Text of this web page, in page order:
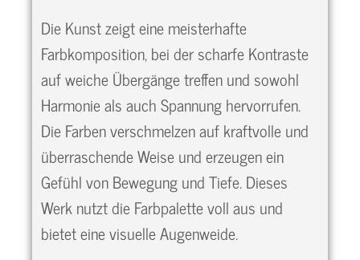
Die Kunst zeigt eine meisterhafte
Farbkomposition, bei der scharfe Kontraste
auf weiche Übergänge treffen und sowohl
Harmonie als auch Spannung hervorrufen.
Die Farben verschmelzen auf kraftvolle und
überraschende Weise und erzeugen ein
Gefühl von Bewegung und Tiefe. Dieses
Werk nutzt die Farbpalette voll aus und
bietet eine visuelle Augenweide.